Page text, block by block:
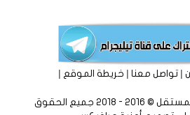
|تواصل معنا|خريطة الموقع |
موقع ( لا ) الأخباري المستقل © 2016 - 2018 جميع الحقوق